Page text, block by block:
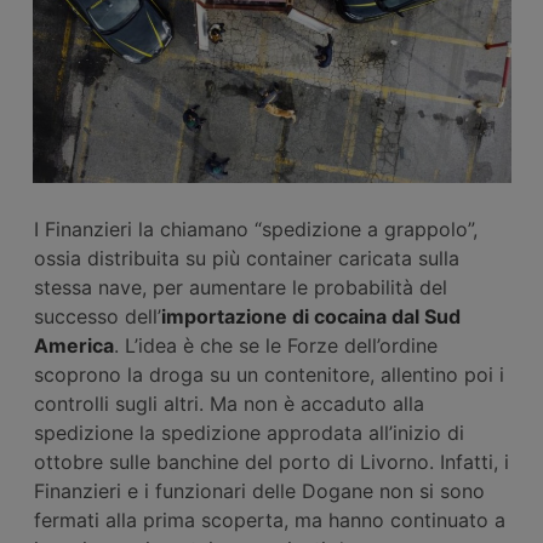
I Finanzieri la chiamano “spedizione a grappolo”,
ossia distribuita su più container caricata sulla
stessa nave, per aumentare le probabilità del
successo dell’importazione di cocaina dal Sud
America. L’idea è che se le Forze dell’ordine
scoprono la droga su un contenitore, allentino poi i
controlli sugli altri. Ma non è accaduto alla
spedizione la spedizione approdata all’inizio di
ottobre sulle banchine del porto di Livorno. Infatti, i
Finanzieri e i funzionari delle Dogane non si sono
fermati alla prima scoperta, ma hanno continuato a